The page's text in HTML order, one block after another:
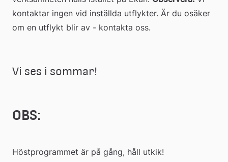
kontaktar ingen vid inställda utflykter. Är du osäker
om en utflykt blir av - kontakta oss.
Vi ses i sommar!
OBS:
Höstprogrammet är på gång, håll utkik!